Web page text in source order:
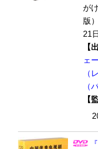
が
版
21
【
ェ
（
（
【